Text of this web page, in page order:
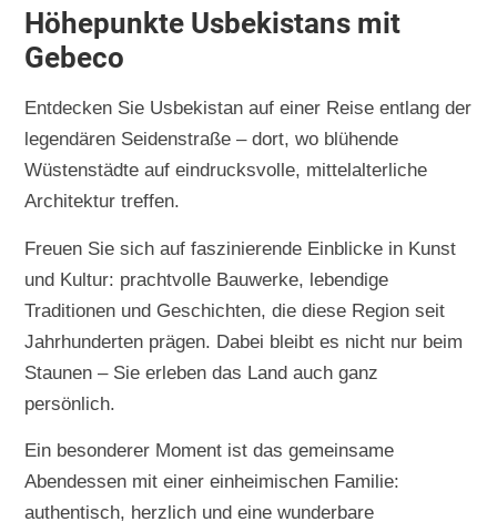
Höhepunkte Usbekistans mit
Gebeco
Entdecken Sie Usbekistan auf einer Reise entlang der
legendären Seidenstraße – dort, wo blühende
Wüstenstädte auf eindrucksvolle, mittelalterliche
Architektur treffen.
Freuen Sie sich auf faszinierende Einblicke in Kunst
und Kultur: prachtvolle Bauwerke, lebendige
Traditionen und Geschichten, die diese Region seit
Jahrhunderten prägen. Dabei bleibt es nicht nur beim
Staunen – Sie erleben das Land auch ganz
persönlich.
Ein besonderer Moment ist das gemeinsame
Abendessen mit einer einheimischen Familie:
authentisch, herzlich und eine wunderbare